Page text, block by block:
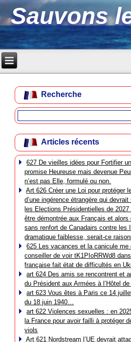
Sauvons
Recherche
Articles récents
627 De vieilles idées pour Fortifier
promise Heureuse mais devenue
n’est pas Elle, formulé ou non.
Art 626 Créer une Loi pour protéger
d’une ingérence étrangère qui
les Elections Présidentielles de 2027
être démontrée aux Français et alors
sans renfort de Canadairs contre les
dramatique faiblesse, serait-ce
625 Les vacances et la canicule me
conseiller de voir tK1PIoRRWd8
française fait état de difficultés en
art 624 Des amis se rencontrent et
du Président aux Armées à l’Hôtel
art 623 Vous êtes à Paris ce 14
du 18 juin 1940…
art 622 Violences sexuelles : en
la France pour avoir failli à protéger
viols
Art 621 Nordstream l’UE devrait